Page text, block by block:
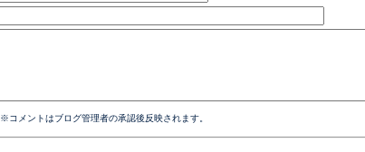
※コメントはブログ管理者の承認後反映されます。